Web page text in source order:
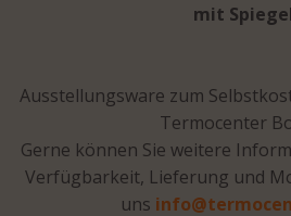
mit Spiegel
Ausstellungsware zum
Termocenter
Gerne können Sie weitere
Verfügbarkeit, Lieferung und
uns